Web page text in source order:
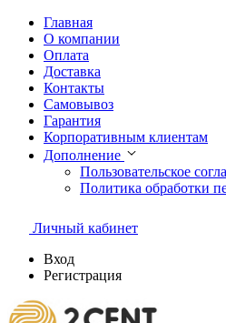
Главная
О компании
Оплата
Доставка
Контакты
Самовывоз
Гарантия
Корпоративным клиентам
Дополнение
Пользовательское
Политика обработки
Личный кабинет
Вход
Регистрация